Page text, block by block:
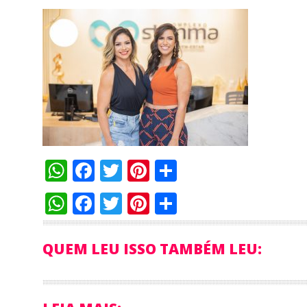
WhatsApp
Facebook
TwitterPinterest
WhatsApp
Facebook
TwitterPinterest
QUEM LEU ISSO TAMBÉM LEU: